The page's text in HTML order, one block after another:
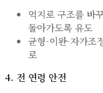
억지로 구조를 바
돌아가도록 유도
균형-이완-자가조
로
4. 전 연령 안전